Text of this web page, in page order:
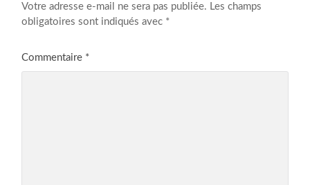
Votre adresse e-mail ne sera pas publiée. Les champs
obligatoires sont indiqués avec *
Commentaire *